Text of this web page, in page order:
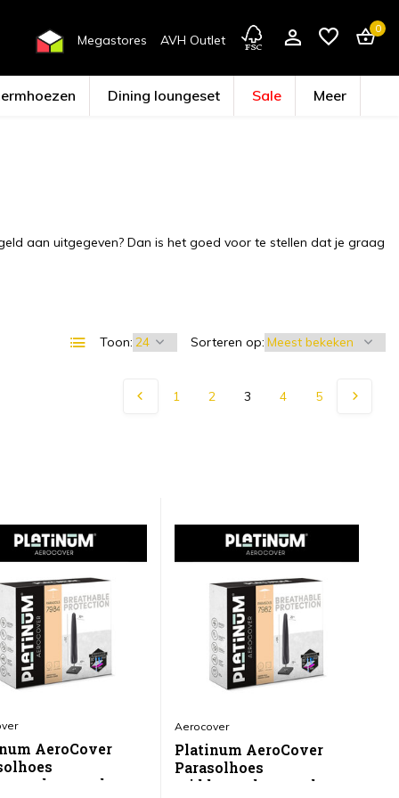
Megastores AVH Outlet
0
Dining loungeset Sale Meer
aan uitgegeven? Dan is het goed voor te stellen dat je graag
Toon: Sorteren op:
1 2 3 4 5
AeroCover
Aerocover
Platinum AeroCover
Parasolhoes
middenstokparasol